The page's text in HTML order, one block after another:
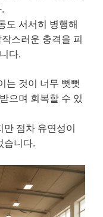
도 서서히 병행해
스러운 충격을 피
다.
는 것이 너무 뻣뻣
으며 회복할 수 있
점차 유연성이
습니다.